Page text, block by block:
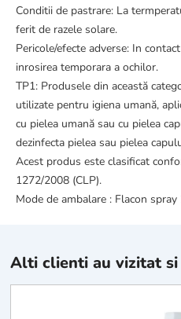
Conditii de pastrare: La
ferit de razele solare.
Pericole/efecte adverse: In
inrosirea temporara a ochilor.
TP1: Produsele din această
utilizate pentru igiena umană,
cu pielea umană sau cu pielea
dezinfecta pielea sau pielea
Acest produs este clasificat
1272/2008 (CLP).
Mode de ambalare : Flacon
Alti clienti au vizitat si